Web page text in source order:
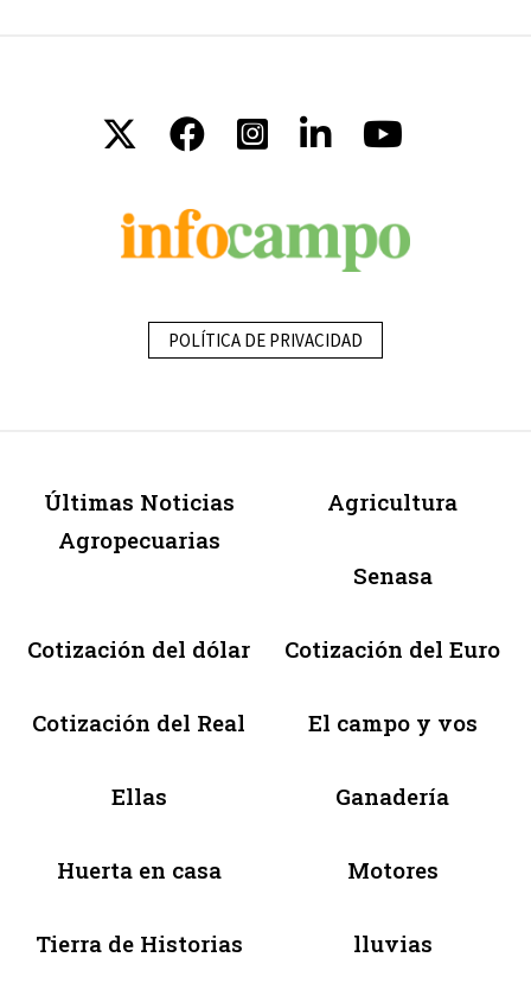
POLÍTICA DE PRIVACIDAD
Últimas Noticias
Agropecuarias
Agricultura
Senasa
Cotización del dólar Cotización del Euro
Cotización del Real El campo y vos
Ellas Ganadería
Huerta en casa Motores
Tierra de Historias lluvias